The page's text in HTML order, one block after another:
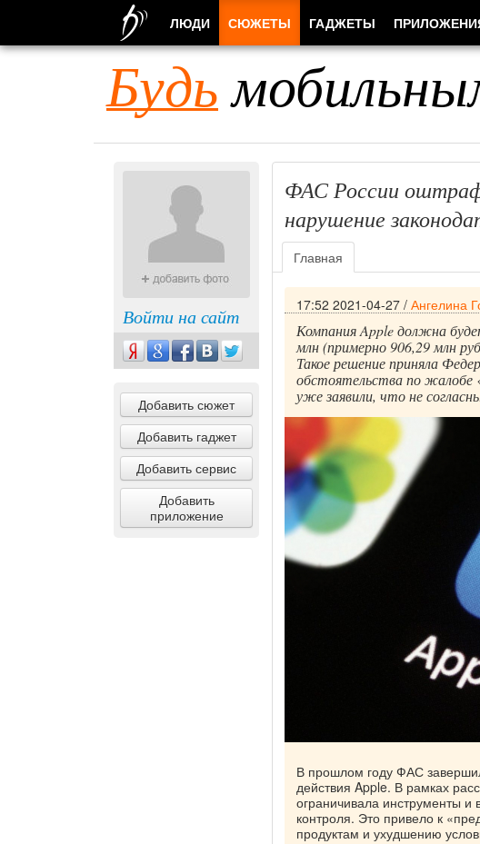
Будь
Войти на сайт
Добавить сюжет
Добавить гаджет
Добавить сервис
Добавить
приложение
ФАС России
нарушение
Главная
17:52 2021-04-27 / Ангелина
Компания Apple должна
млн (примерно 906,29 млн
Такое решение приняла
обстоятельства по жалобе
уже заявили, что не
В прошлом году ФАС
действия Apple. В рамках
ограничивала инструменты и
контроля. Это привело к
продуктам и ухудшению
ЛЮДИ СЮЖЕТЫ ГАДЖЕТЫ